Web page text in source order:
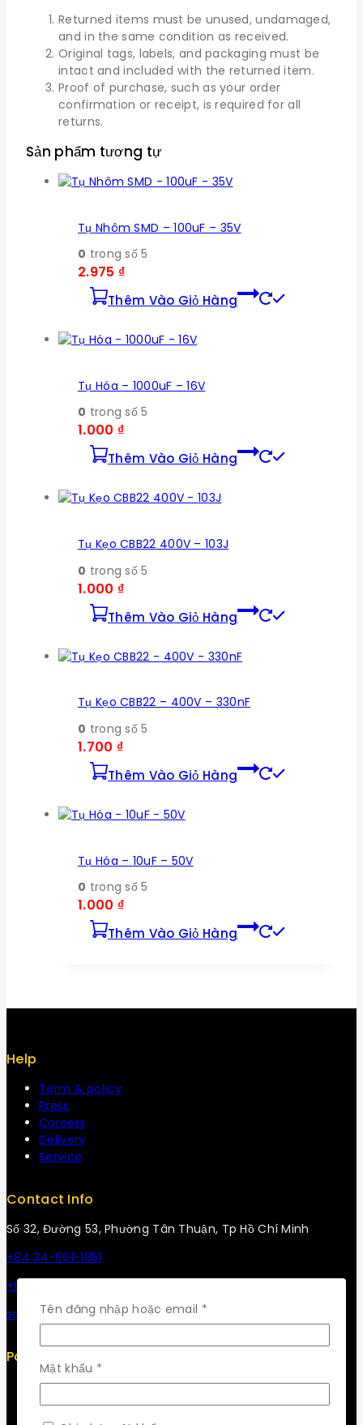
Returned items must be unused, undamaged,
and in the same condition as received.
Original tags, labels, and packaging must be
intact and included with the returned item.
Proof of purchase, such as your order
confirmation or receipt, is required for all
returns.
Sản phẩm tương tự
Tụ Nhôm SMD – 100uF – 35V
0 trong số 5
2.975 ₫
Thêm Vào Giỏ Hàng
Tụ Hóa – 1000uF – 16V
0 trong số 5
1.000 ₫
Thêm Vào Giỏ Hàng
Tụ Kẹo CBB22 400V – 103J
0 trong số 5
1.000 ₫
Thêm Vào Giỏ Hàng
Tụ Kẹo CBB22 – 400V – 330nF
0 trong số 5
1.700 ₫
Thêm Vào Giỏ Hàng
Tụ Hóa – 10uF – 50V
0 trong số 5
1.000 ₫
Thêm Vào Giỏ Hàng
Help
Term & policy
Press
Careers
Delivery
Service
Contact Info
Số 32, Đường 53, Phường Tân Thuận, Tp Hồ Chí Minh
+84 34-661-1851
+84 33-430-8669
sales@fuvitech.vn
Policy
Return Policy
Security
Careers
Tên đăng nhập hoặc email *Bắt
buộc
Mật khẩu *
buộc